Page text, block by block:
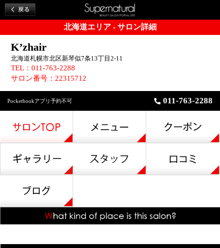
北海道エリア - サロン詳細
K’zhair
北海道札幌市北区新琴似7条13丁目2-11
TEL：011-763-2288
サロン番号：22315712
Pocketbookアプリ予約不可 011-763-2288